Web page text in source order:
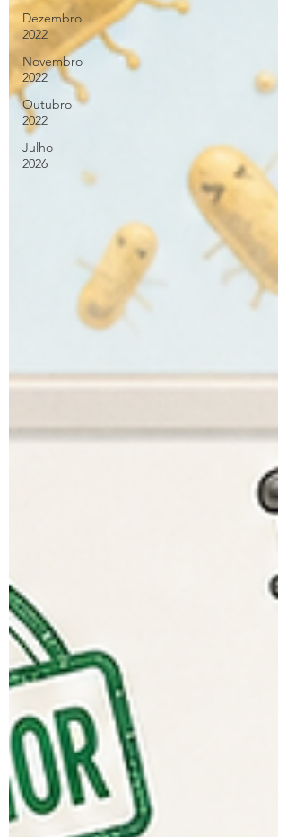
Dezembro
2022
Novembro
2022
Outubro
2022
Julho
2026